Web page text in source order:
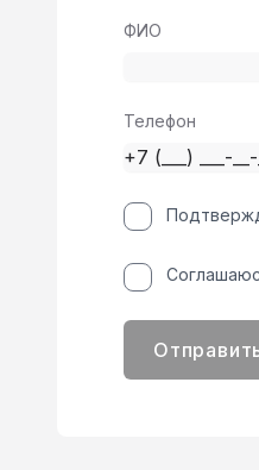
ФИО
Телефон